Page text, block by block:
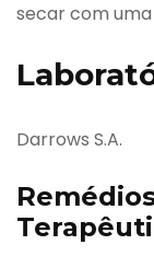
secar com
Darrows S.A.